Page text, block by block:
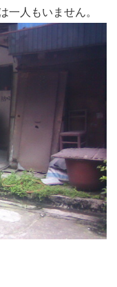
一人もいません。